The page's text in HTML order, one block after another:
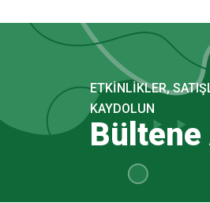
ETKINLIKLER,
KAYDOLUN
Bültene